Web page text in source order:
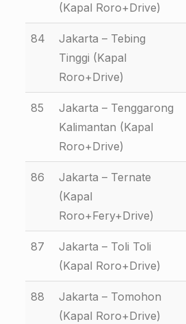
(Kapal Roro+Drive)
84
Jakarta – Tebing
Tinggi (Kapal
Roro+Drive)
85
Jakarta – Tenggarong
Kalimantan (Kapal
Roro+Drive)
86
Jakarta – Ternate
(Kapal
Roro+Fery+Drive)
87
Jakarta – Toli Toli
(Kapal Roro+Drive)
88
Jakarta – Tomohon
(Kapal Roro+Drive)